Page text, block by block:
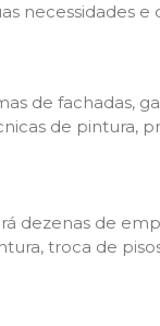
necessidades e
de fachadas,
de pintura,
dezenas de
troca de